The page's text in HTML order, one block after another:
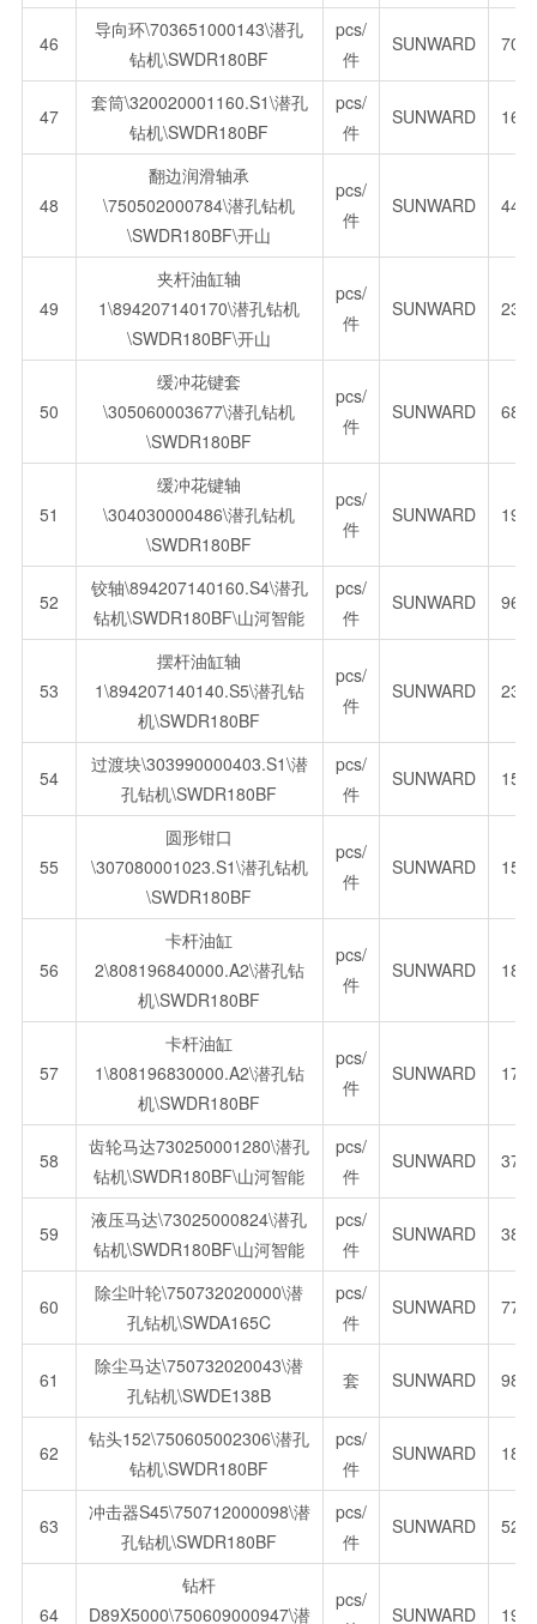
46
导向环\703651000143\潜孔
钻机\SWDR180BF
pcs/
件
SUNWARD
47
套筒\320020001160.S1\潜孔
钻机\SWDR180BF
pcs/
件
SUNWARD
48
翻边润滑轴承
\750502000784\潜孔钻机
\SWDR180BF\开山
pcs/
件
SUNWARD
49
夹杆油缸轴
1\894207140170\潜孔钻机
\SWDR180BF\开山
pcs/
件
SUNWARD
50
缓冲花键套
\305060003677\潜孔钻机
\SWDR180BF
pcs/
件
SUNWARD
51
缓冲花键轴
\304030000486\潜孔钻机
\SWDR180BF
pcs/
件
SUNWARD
52
铰轴\894207140160.S4\潜孔
钻机\SWDR180BF\山河智能
pcs/
件
SUNWARD
53
摆杆油缸轴
1\894207140140.S5\潜孔钻
机\SWDR180BF
pcs/
件
SUNWARD
54
过渡块\303990000403.S1\潜
孔钻机\SWDR180BF
pcs/
件
SUNWARD
55
圆形钳口
\307080001023.S1\潜孔钻机
\SWDR180BF
pcs/
件
SUNWARD
56
卡杆油缸
2\808196840000.A2\潜孔钻
机\SWDR180BF
pcs/
件
SUNWARD
57
卡杆油缸
1\808196830000.A2\潜孔钻
机\SWDR180BF
pcs/
件
SUNWARD
58
齿轮马达730250001280\潜孔
钻机\SWDR180BF\山河智能
pcs/
件
SUNWARD
59
液压马达\73025000824\潜孔
钻机\SWDR180BF\山河智能
pcs/
件
SUNWARD
60
除尘叶轮\750732020000\潜
孔钻机\SWDA165C
pcs/
件
SUNWARD
61
除尘马达\750732020043\潜
孔钻机\SWDE138B
套 SUNWARD
62
钻头152\750605002306\潜孔
钻机\SWDR180BF
pcs/
件
SUNWARD
63
冲击器S45\750712000098\潜
孔钻机\SWDR180BF
pcs/
件
SUNWARD
64
钻杆
D89X5000\750609000947\潜
pcs/
SUNWARD